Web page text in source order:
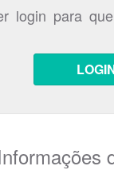
login para